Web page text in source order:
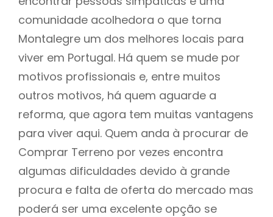
comunidade acolhedora o que torna
Montalegre um dos melhores locais para
viver em Portugal. Há quem se mude por
motivos profissionais e, entre muitos
outros motivos, há quem aguarde a
reforma, que agora tem muitas vantagens
para viver aqui. Quem anda à procurar de
Comprar Terreno por vezes encontra
algumas dificuldades devido à grande
procura e falta de oferta do mercado mas
poderá ser uma excelente opção se